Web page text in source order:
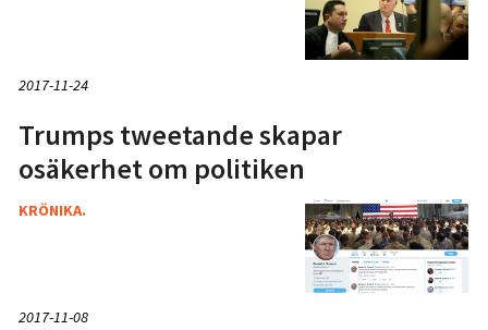
2017-11-24
Trumps tweetande skapar
osäkerhet om politiken
KRÖNIKA.
2017-11-08